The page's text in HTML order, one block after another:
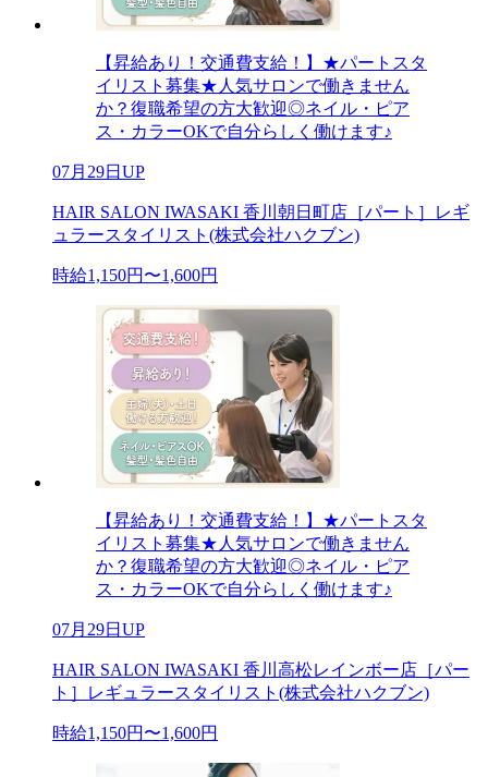
【昇給あり！交通費支給！】★パートスタ
イリスト募集★人気サロンで働きません
か？復職希望の方大歓迎◎ネイル・ピア
ス・カラーOKで自分らしく働けます♪
07月29日UP
HAIR SALON IWASAKI 香川朝日町店［パート］レギ
ュラースタイリスト(株式会社ハクブン)
時給1,150円〜1,600円
【昇給あり！交通費支給！】★パートスタ
イリスト募集★人気サロンで働きません
か？復職希望の方大歓迎◎ネイル・ピア
ス・カラーOKで自分らしく働けます♪
07月29日UP
HAIR SALON IWASAKI 香川高松レインボー店［パー
ト］レギュラースタイリスト(株式会社ハクブン)
時給1,150円〜1,600円